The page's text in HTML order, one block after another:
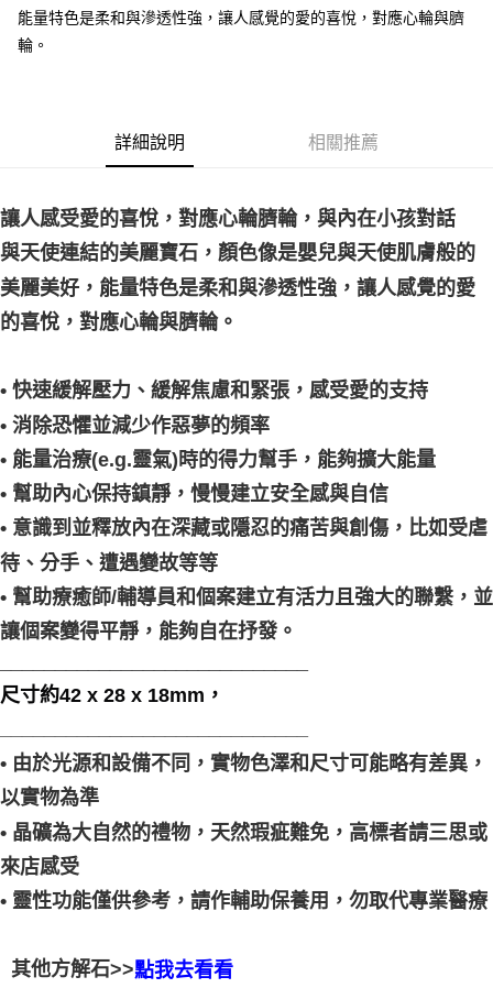
賣家宅配幫您送（台灣）
每筆NT$80，滿NT$3,000(含以上)免運費
免運費
能量特色是柔和與滲透性強，讓人感覺的愛的喜悅，對應心輪與臍
輪。
詳細說明 相關推薦
讓人感受愛的喜悅，對應心輪臍輪，與內在小孩對話
與天使連結的美麗寶石，顏色像是嬰兒與天使肌膚般的
美麗美好，能量特色是柔和與滲透性強，讓人感覺的愛
的喜悅，對應心輪與臍輪。
• 快速緩解壓力、緩解焦慮和緊張，感受愛的支持
• 消除恐懼並減少作惡夢的頻率
• 能量治療(e.g.靈氣)時的得力幫手，能夠擴大能量
• 幫助內心保持鎮靜，慢慢建立安全感與自信
• 意識到並釋放內在深藏或隱忍的痛苦與創傷，比如受虐
待、分手、遭遇變故等等
• 幫助療癒師/輔導員和個案建立有活力且強大的聯繫，並
讓個案變得平靜，能夠自在抒發。
尺寸約42 x 28 x 18mm，
• 由於光源和設備不同，實物色澤和尺寸可能略有差異，
以實物為準
• 晶礦為大自然的禮物，天然瑕疵難免，高標者請三思或
來店感受
• 靈性功能僅供參考，請作輔助保養用，勿取代專業醫療
其他方解石>>點我去看看